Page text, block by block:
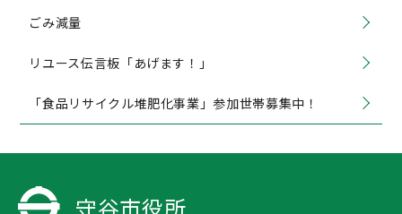
ごみ減量
リユース伝言板「あげます！」
「食品リサイクル堆肥化事業」参加世帯募集中！
守谷市役所